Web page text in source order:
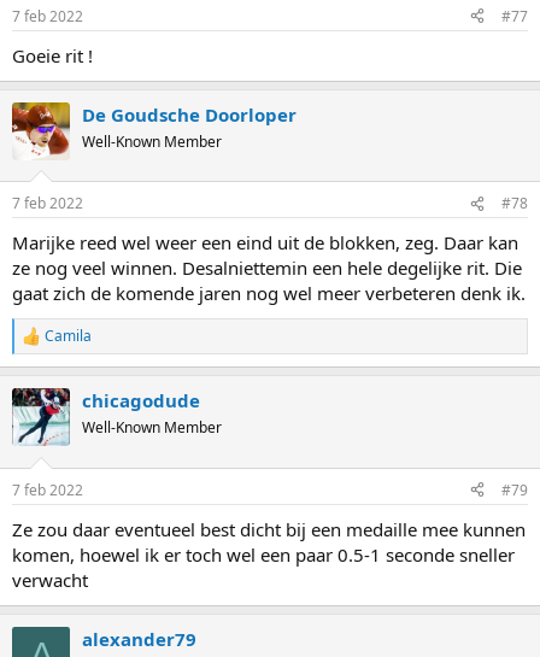
7 feb 2022 #77
Goeie rit !
De Goudsche Doorloper
Well-Known Member
7 feb 2022 #78
Marijke reed wel weer een eind uit de blokken, zeg. Daar kan
ze nog veel winnen. Desalniettemin een hele degelijke rit. Die
gaat zich de komende jaren nog wel meer verbeteren denk ik.
R
e
c
t
i
n
s
Camila
chicagodude
Well-Known Member
7 feb 2022 #79
Ze zou daar eventueel best dicht bij een medaille mee kunnen
komen, hoewel ik er toch wel een paar 0.5-1 seconde sneller
verwacht
alexander79